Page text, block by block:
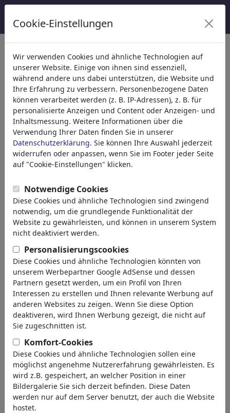
Kategorien
Religion(9415)
Politik(188534)
Medien & Kultur(72005)
Liebe(17990)
Wirtschaft(21743)
Berühmte Personen(22592)
Philosophie(28939)
Forschung & Technik(10389)
Natur(27033)
Ihr Suchergebnis für: 'cdu'(11219)
zurück
Bilder gefunden:
Didi Dümpeln...
Cookie-Einstellungen
Wir verwenden Cookies und ähnliche Technologien auf
unserer Website. Einige von ihnen sind essenziell,
während andere uns dabei unterstützen, die Website und
Ihre Erfahrung zu verbessern. Personenbezogene Daten
können verarbeitet werden (z. B. IP-Adressen), z. B. für
personalisierte Anzeigen und Content oder Anzeigen- und
Inhaltsmessung. Weitere Informationen über die
Verwendung Ihrer Daten finden Sie in unserer
Datenschutzerklärung. Sie können Ihre Auswahl jederzeit
widerrufen oder anpassen, wenn Sie im Footer jeder Seite
auf "Cookie-Einstellungen" klicken.
Notwendige Cookies
Diese Cookies und ähnliche Technologien sind zwingend
notwendig, um die grundlegende Funktionalität der
Website zu gewährleisten, und können in unserem System
nicht deaktiviert werden.
Personalisierungscookies
Diese Cookies und ähnliche Technologien könnten von
unserem Werbepartner Google AdSense und dessen
Partnern gesetzt werden, um ein Profil von Ihren
Interessen zu erstellen und Ihnen relevante Werbung auf
anderen Websites zu zeigen. Wenn Sie diese Option
deaktiveren, wird Ihnen Werbung gezeigt, die nicht auf
Sie zugeschnitten ist.
Komfort-Cookies
Diese Cookies und ähnliche Technologien sollen eine
möglichst angenehme Nutzererfahrung gewährleisten. Es
wird z.B. gespeichert, an welcher Position in einer
Bildergalerie Sie sich derzeit befinden. Diese Daten
werden nur auf dem Server benutzt, der auch die Website
hostet.